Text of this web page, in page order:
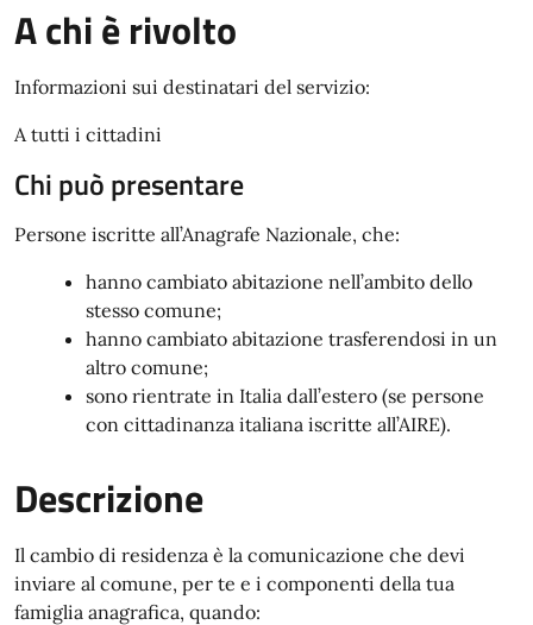
A chi è rivolto
Informazioni sui destinatari del servizio:
A tutti i cittadini
Chi può presentare
Persone iscritte all’Anagrafe Nazionale, che:
hanno cambiato abitazione nell’ambito dello
stesso comune;
hanno cambiato abitazione trasferendosi in un
altro comune;
sono rientrate in Italia dall’estero (se persone
con cittadinanza italiana iscritte all’AIRE).
Descrizione
Il cambio di residenza è la comunicazione che devi
inviare al comune, per te e i componenti della tua
famiglia anagrafica, quando: